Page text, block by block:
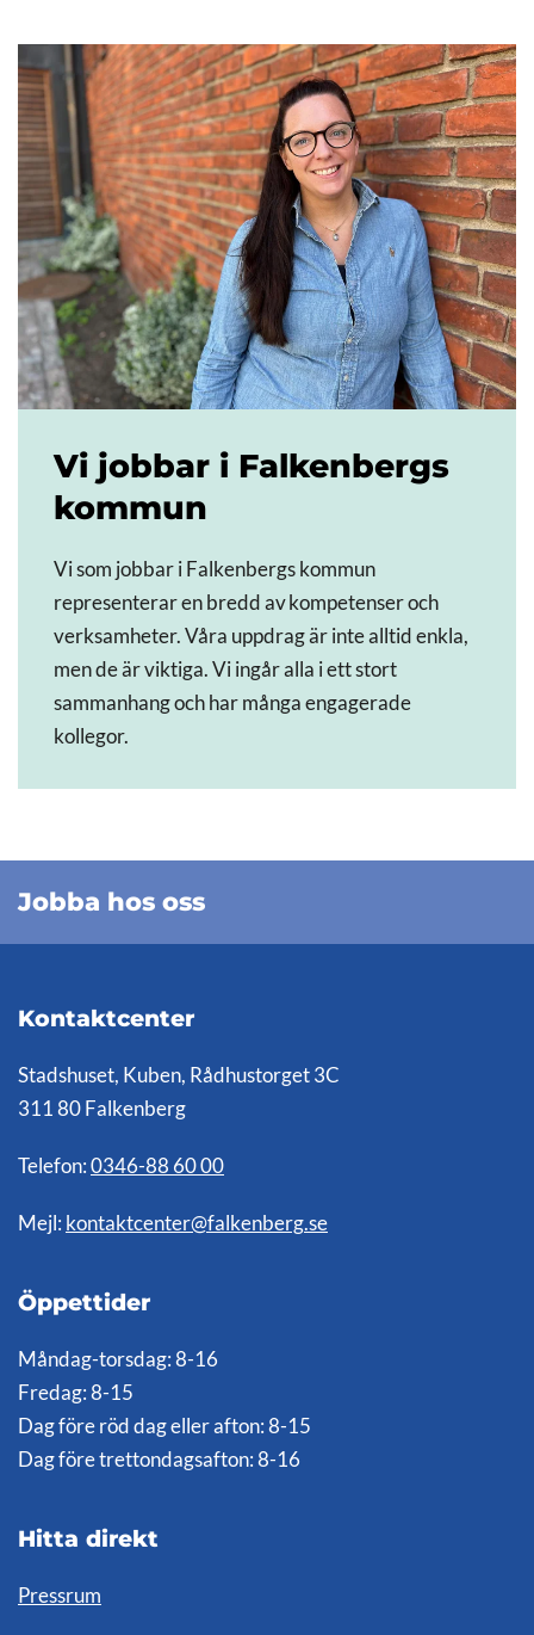
Vi jobbar i Falkenbergs
kommun
Vi som jobbar i Falkenbergs kommun
representerar en bredd av kompetenser och
verksamheter. Våra uppdrag är inte alltid enkla,
men de är viktiga. Vi ingår alla i ett stort
sammanhang och har många engagerade
kollegor.
Jobba hos oss
Kontaktcenter
Stadshuset, Kuben, Rådhustorget 3C
311 80 Falkenberg
Telefon: 0346-88 60 00
Mejl: kontaktcenter@falkenberg.se
Öppettider
Måndag-torsdag: 8-16
Fredag: 8-15
Dag före röd dag eller afton: 8-15
Dag före trettondagsafton: 8-16
Hitta direkt
Pressrum